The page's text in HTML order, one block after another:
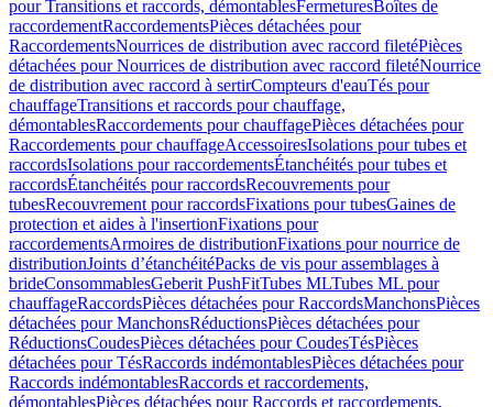
pour Transitions et raccords, démontablesFermeturesBoîtes de
raccordementRaccordementsPièces détachées pour
RaccordementsNourrices de distribution avec raccord filetéPièces
détachées pour Nourrices de distribution avec raccord filetéNourrice
de distribution avec raccord à sertirCompteurs d'eauTés pour
chauffageTransitions et raccords pour chauffage,
démontablesRaccordements pour chauffagePièces détachées pour
Raccordements pour chauffageAccessoiresIsolations pour tubes et
raccordsIsolations pour raccordementsÉtanchéités pour tubes et
raccordsÉtanchéités pour raccordsRecouvrements pour
tubesRecouvrement pour raccordsFixations pour tubesGaines de
protection et aides à l'insertionFixations pour
raccordementsArmoires de distributionFixations pour nourrice de
distributionJoints d’étanchéitéPacks de vis pour assemblages à
brideConsommablesGeberit PushFitTubes MLTubes ML pour
chauffageRaccordsPièces détachées pour RaccordsManchonsPièces
détachées pour ManchonsRéductionsPièces détachées pour
RéductionsCoudesPièces détachées pour CoudesTésPièces
détachées pour TésRaccords indémontablesPièces détachées pour
Raccords indémontablesRaccords et raccordements,
démontablesPièces détachées pour Raccords et raccordements,